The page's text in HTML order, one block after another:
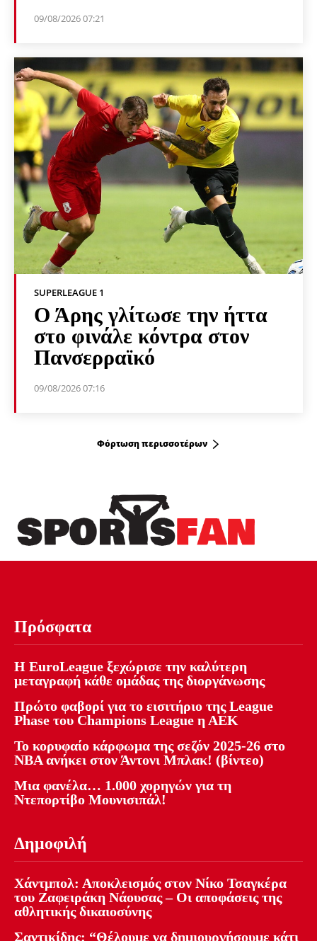
09/08/2026 07:21
SUPERLEAGUE 1
Ο Άρης γλίτωσε την ήττα
στο φινάλε κόντρα στον
Πανσερραϊκό
09/08/2026 07:16
Φόρτωση περισσοτέρων
Πρόσφατα
Η EuroLeague ξεχώρισε την καλύτερη
μεταγραφή κάθε ομάδας της διοργάνωσης
Πρώτο φαβορί για το εισιτήριο της League
Phase του Champions League η ΑΕΚ
Το κορυφαίο κάρφωμα της σεζόν 2025-26 στο
NBA ανήκει στον Άντονι Μπλακ! (βίντεο)
Μια φανέλα… 1.000 χορηγών για τη
Ντεπορτίβο Μουνισιπάλ!
Δημοφιλή
Χάντμπολ: Αποκλεισμός στον Νίκο Τσαγκέρα
του Ζαφειράκη Νάουσας – Οι αποφάσεις της
αθλητικής δικαιοσύνης
Σαντικίδης: “Θέλουμε να δημιουργήσουμε κάτι